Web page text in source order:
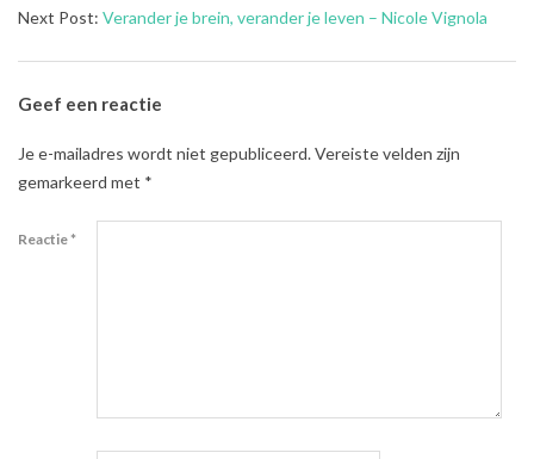
05-
Next Post: Verander je brein, verander je leven – Nicole Vignola
Geef een reactie
Je e-mailadres wordt niet gepubliceerd.Vereiste velden zijn
gemarkeerd met *
Reactie*